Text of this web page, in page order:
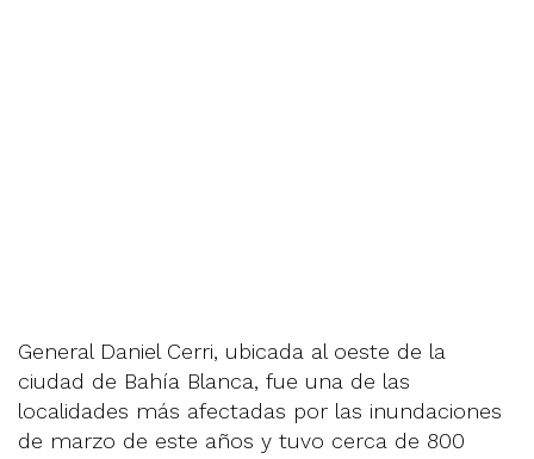
General Daniel Cerri, ubicada al oeste de la
ciudad de Bahía Blanca, fue una de las
localidades más afectadas por las inundaciones
de marzo de este años y tuvo cerca de 800